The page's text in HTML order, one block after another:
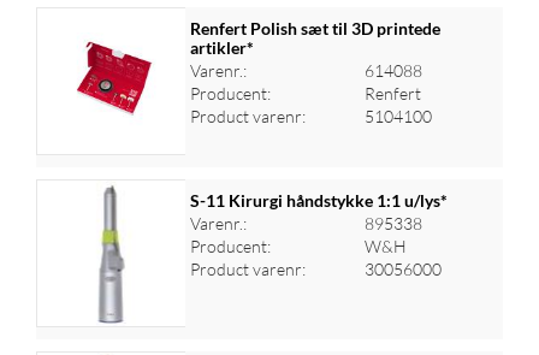
Log ind for at se priser
Renfert Polish sæt til 3D printede
artikler*
Varenr.:
614088
Producent:
Renfert
Product varenr:
5104100
Log ind for at se priser
S-11 Kirurgi håndstykke 1:1 u/lys*
Varenr.:
895338
Producent:
W&H
Product varenr:
30056000